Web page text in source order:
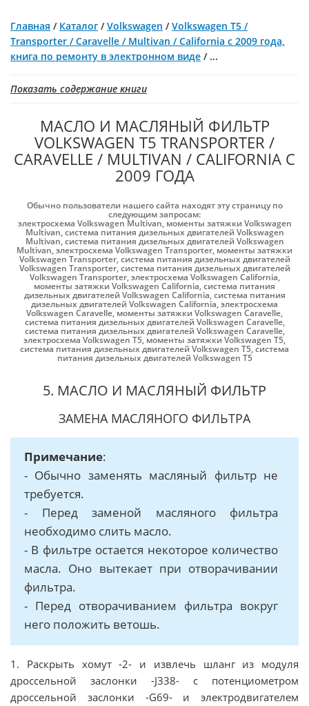
Главная / Каталог /Volkswagen /Volkswagen T5 /
Transporter / Caravelle / Multivan / California с 2009 года,
книга по ремонту в электронном виде / ...
Показать содержание книги
МАСЛО И МАСЛЯНЫЙ ФИЛЬТР
VOLKSWAGEN T5 TRANSPORTER /
CARAVELLE / MULTIVAN / CALIFORNIA С
2009 ГОДА
Обычно пользователи нашего сайта находят эту страницу по
следующим запросам:
электросхема Volkswagen Multivan, моменты затяжки Volkswagen
Multivan,система питания дизельных двигателей Volkswagen
Multivan,система питания дизельных двигателей Volkswagen
Multivan,электросхема Volkswagen Transporter, моменты затяжки
Volkswagen Transporter,система питания дизельных двигателей
Volkswagen Transporter,система питания дизельных двигателей
Volkswagen Transporter,электросхема Volkswagen California,
моменты затяжки Volkswagen California,система питания
дизельных двигателей Volkswagen California,система питания
дизельных двигателей Volkswagen California,электросхема
Volkswagen Caravelle, моменты затяжки Volkswagen Caravelle,
система питания дизельных двигателей Volkswagen Caravelle,
система питания дизельных двигателей Volkswagen Caravelle,
электросхема Volkswagen Т5, моменты затяжки Volkswagen Т5,
система питания дизельных двигателей Volkswagen Т5,система
питания дизельных двигателей Volkswagen Т5
5. МАСЛО И МАСЛЯНЫЙ ФИЛЬТР
ЗАМЕНА МАСЛЯНОГО ФИЛЬТРА
Примечание:
- Обычно заменять масляный фильтр не
требуется.
- Перед заменой масляного фильтра
необходимо слить масло.
- В фильтре остается некоторое количество
масла. Оно вытекает при отворачивании
фильтра.
- Перед отворачиванием фильтра вокруг
него положить ветошь.
1. Раскрыть хомут -2- и извлечь шланг из модуля
дроссельной заслонки -J338- с потенциометром
дроссельной заслонки -G69- и электродвигателем